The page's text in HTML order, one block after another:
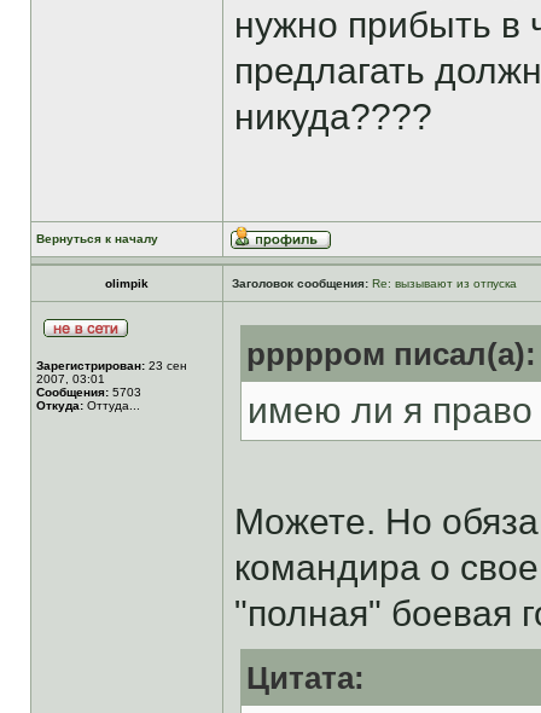
нужно прибыть в
предлагать
никуда????
Вернуться к началу
olimpik Заголовок сообщения: Re: вызывают из отпуска
Зарегистрирован: 23 сен
2007, 03:01
Сообщения: 5703
Откуда: Оттуда...
ррррром писал(а):
имею ли я право
Можете. Но
командира о
"полная" боевая
Цитата: